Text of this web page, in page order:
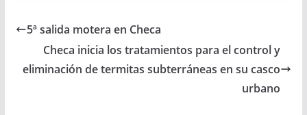
5ª salida motera en Checa
Checa inicia los tratamientos para el control y
eliminación de termitas subterráneas en su casco
urbano